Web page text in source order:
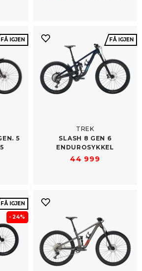
mulige
FÅ IGJEN
5
FÅ IGJEN
TREK
SLASH 8 GEN 6
ENDUROSYKKEL
44 999
FÅ IGJEN
- 24%